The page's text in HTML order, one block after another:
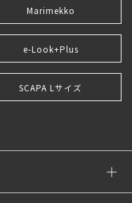
Marimekko
e-Look+Plus
SCAPA Lサイズ